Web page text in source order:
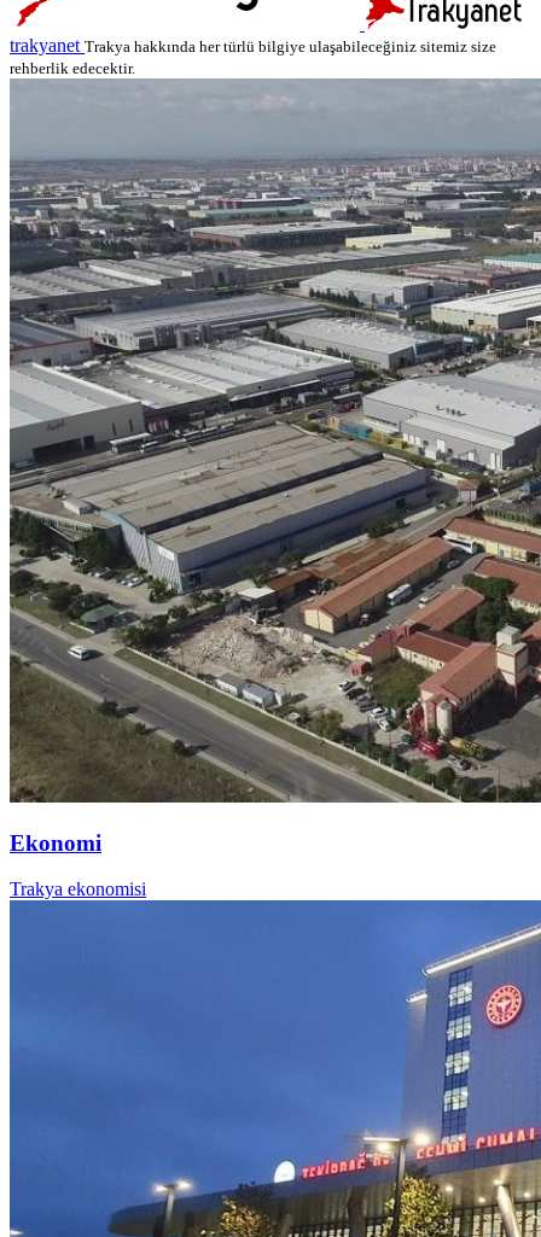
trakyanet Trakya hakkında her türlü bilgiye ulaşabileceğiniz sitemiz size
rehberlik edecektir.
Ekonomi
Trakya ekonomisi